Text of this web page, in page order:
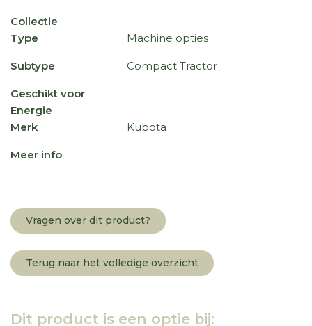
Collectie
Type
Machine opties
Subtype Compact Tractor
Geschikt voor
Energie
Merk
Kubota
Meer info
Vragen over dit product?
Terug naar het volledige overzicht
Dit product is een optie bij: